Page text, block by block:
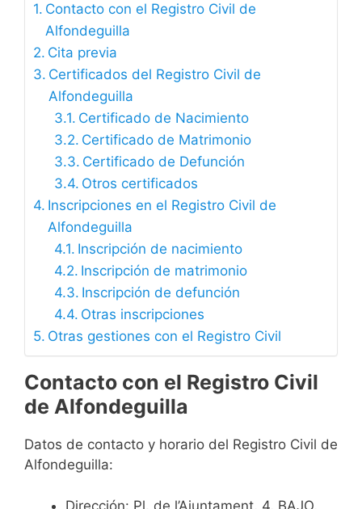
Contacto con el Registro Civil de
Alfondeguilla
Cita previa
Certificados del Registro Civil de
Alfondeguilla
Certificado de Nacimiento
Certificado de Matrimonio
Certificado de Defunción
Otros certificados
Inscripciones en el Registro Civil de
Alfondeguilla
Inscripción de nacimiento
Inscripción de matrimonio
Inscripción de defunción
Otras inscripciones
Otras gestiones con el Registro Civil
Contacto con el Registro Civil
de Alfondeguilla
Datos de contacto y horario del Registro Civil de
Alfondeguilla:
Dirección: Pl. de l’Ajuntament, 4, BAJO,